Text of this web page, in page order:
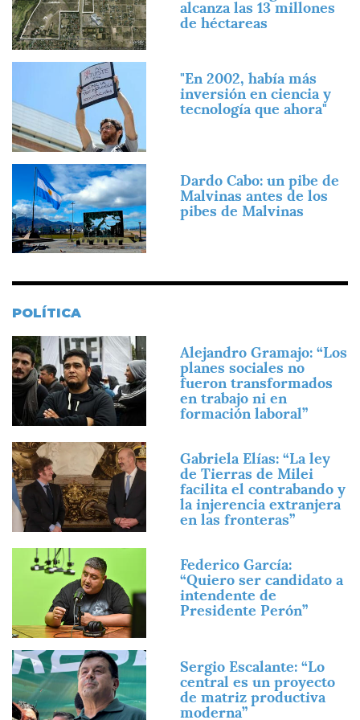
alcanza las 13 millones
de héctareas
"En 2002, había más
inversión en ciencia y
tecnología que ahora"
Imagen
Dardo Cabo: un pibe de
Malvinas antes de los
pibes de Malvinas
POLÍTICA
Imagen
Alejandro Gramajo: “Los
planes sociales no
fueron transformados
en trabajo ni en
formación laboral”
Imagen
Gabriela Elías: “La ley
de Tierras de Milei
facilita el contrabando y
la injerencia extranjera
en las fronteras”
Imagen
Federico García:
“Quiero ser candidato a
intendente de
Presidente Perón”
Imagen
Sergio Escalante: “Lo
central es un proyecto
de matriz productiva
moderna”